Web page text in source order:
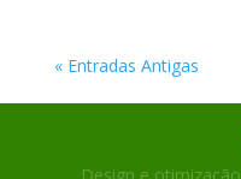
« Entradas Antigas